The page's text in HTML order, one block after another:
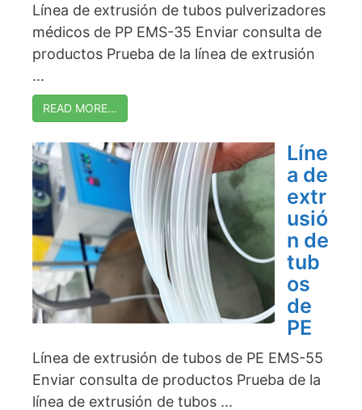
Línea de extrusión de tubos pulverizadores
médicos de PP EMS-35 Enviar consulta de
productos Prueba de la línea de extrusión
...
READ MORE…
Líne
a de
extr
usió
n de
tub
os
de
PE
Línea de extrusión de tubos de PE EMS-55
Enviar consulta de productos Prueba de la
línea de extrusión de tubos ...